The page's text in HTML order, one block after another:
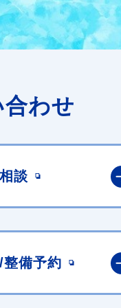
わせ
談
整備予約